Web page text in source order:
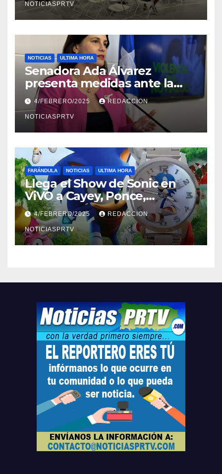
NOTICIASPRTV
NOTICIAS ULTIMA HORA
Senadora Ada Álvarez
presenta medidas ante la
violencia en el noviazgo
4/FEBRERO/2025 REDACCION
NOTICIASPRTV
FARÁNDULA NOTICIAS ULTIMA HORA
Llega el Show de Sonic en
ViVO a Cayey, Ponce,
Barceloneta y Humacao,
Relojes gratis para el que
compre ahora….
4/FEBRERO/2025 REDACCION
NOTICIASPRTV